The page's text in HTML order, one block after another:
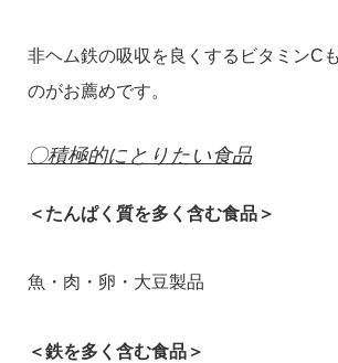
非ヘム鉄の吸収を良くするビタミンC
のがお薦めです。
〇積極的にとりたい食品
＜たんぱく質を多く含む食品＞
魚・肉・卵・大豆製品
＜鉄を多く含む食品＞